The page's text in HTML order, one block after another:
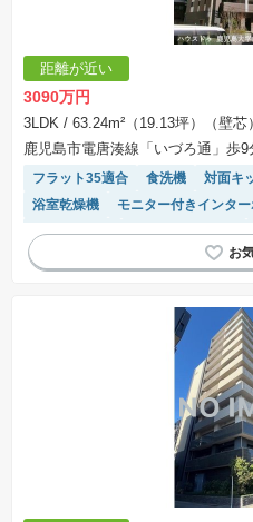
負契約が成立しない場合、土地売買契約は白紙
手付金など）は名目のいかんに関わらず、全て
※課税対象物件の「価格」や「費用等」は消費
※「本体価格」とは、課税対象物件においては
合計額を指します。
表示されておりません。
※取引にかかる費用：物件の契約手続き、決済
不動産会社によって表記有無が異なるため、
いたします。
場合があります。
距離が近い
3090万円
3LDK / 63.24m²（19.13坪）（壁芯）
鹿児島市電唐湊線「いづろ通」歩9
フラット35適合 食洗機 対面キ
浴室乾燥機
モニター付きインタ
温水洗浄便座
システムキッチン